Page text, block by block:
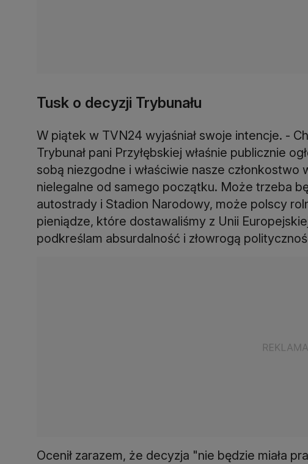
Tusk o decyzji Trybunału
W piątek w TVN24 wyjaśniał swoje intencje. -
Trybunał pani Przyłębskiej właśnie publicznie
sobą niezgodne i właściwie nasze członkostwo
nielegalne od samego początku. Może trzeba
autostrady i Stadion Narodowy, może polscy
pieniądze, które dostawaliśmy z Unii
podkreślam absurdalność i złowrogą
Ocenił zarazem, że decyzja "nie będzie miała